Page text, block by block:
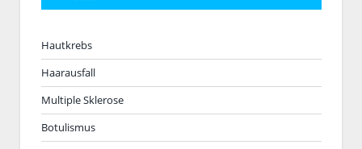
Hautkrebs
Haarausfall
Multiple Sklerose
Botulismus